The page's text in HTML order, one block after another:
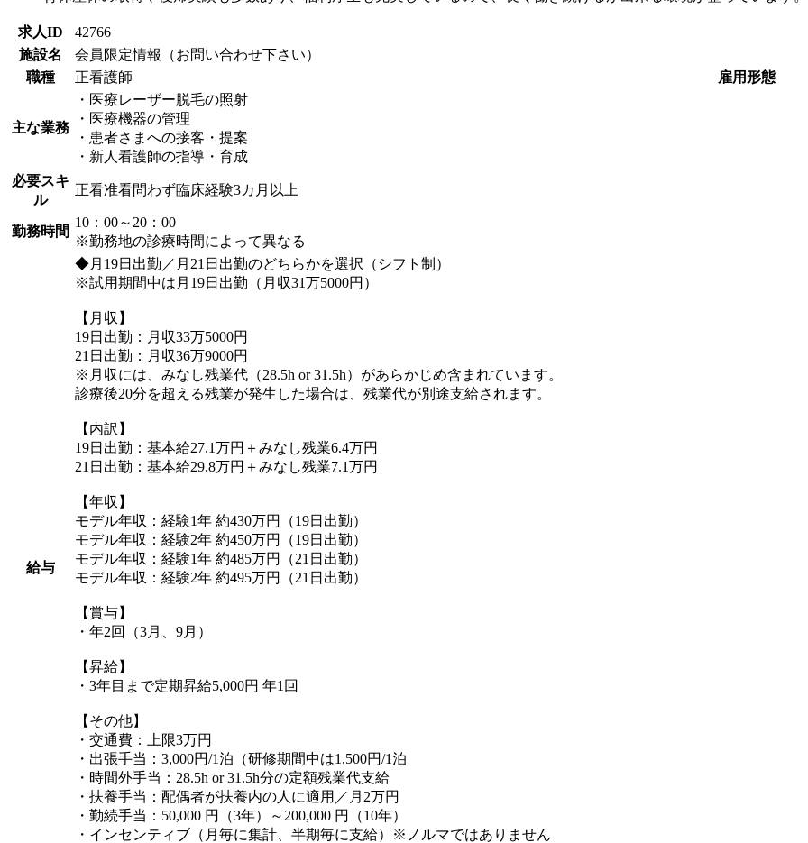
求人ID
42766
施設名
会員限定情報（お問い合わせ下さい）
職種
正看護師 雇用形態
主な業務
・医療レーザー脱毛の照射
・医療機器の管理
・患者さまへの接客・提案
・新人看護師の指導・育成
必要スキ
ル
正看准看問わず臨床経験3カ月以上
勤務時間
10：00～20：00
※勤務地の診療時間によって異なる
給与
◆月19日出勤／月21日出勤のどちらかを選択（シフト制）
※試用期間中は月19日出勤（月収31万5000円）
【月収】
19日出勤：月収33万5000円
21日出勤：月収36万9000円
※月収には、みなし残業代（28.5h or 31.5h）があらかじめ含まれています。
診療後20分を超える残業が発生した場合は、残業代が別途支給されます。
【内訳】
19日出勤：基本給27.1万円＋みなし残業6.4万円
21日出勤：基本給29.8万円＋みなし残業7.1万円
【年収】
モデル年収：経験1年 約430万円（19日出勤）
モデル年収：経験2年 約450万円（19日出勤）
モデル年収：経験1年 約485万円（21日出勤）
モデル年収：経験2年 約495万円（21日出勤）
【賞与】
・年2回（3月、9月）
【昇給】
・3年目まで定期昇給5,000円 年1回
【その他】
・交通費：上限3万円
・出張手当：3,000円/1泊（研修期間中は1,500円/1泊
・時間外手当：28.5h or 31.5h分の定額残業代支給
・扶養手当：配偶者が扶養内の人に適用／月2万円
・勤続手当：50,000 円（3年）～200,000 円（10年）
・インセンティブ（月毎に集計、半期毎に支給）※ノルマではありません